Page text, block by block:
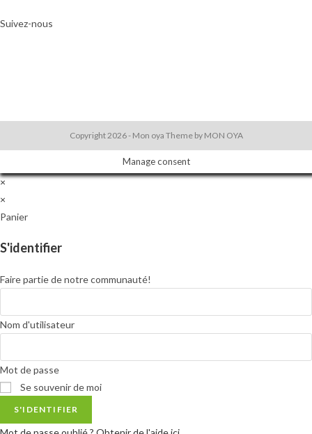
Suivez-nous
Copyright 2026 - Mon oya Theme by MON OYA
Manage consent
×
×
Panier
S'identifier
Faire partie de notre communauté!
Nom d'utilisateur
Mot de passe
Se souvenir de moi
S'IDENTIFIER